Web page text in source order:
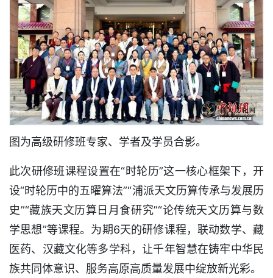
图为高级研修班专家、学者及学员合影。
此次研修班课程设置在“时轮历”这一核心框架下，开
设“时轮历中的五曜算法”“浦派天文历算传承与发展历
史”“藏族天文历算日月食研究”“论传统天文历算与数
学思想”等课程。为期6天的研修课程，联动数学、藏
医药、汉藏文化等多学科，让千年智慧在铸牢中华民
族共同体意识、服务高原高质量发展中绽放新光彩。